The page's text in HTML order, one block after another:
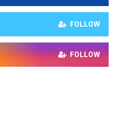
FOLLOW
FOLLOW